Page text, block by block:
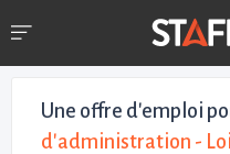
Une offre d'emploi
d'administration -